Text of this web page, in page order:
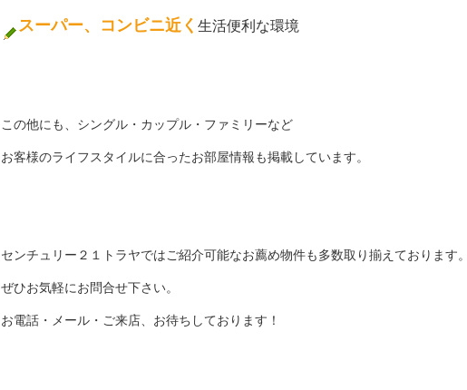
スーパー、コンビニ近く 生活便利な環境
この他にも、シングル・カップル・ファミリーなど
お客様のライフスタイルに合ったお部屋情報も掲載しています。
センチュリー２１トラヤではご紹介可能なお薦め物件も多数取り揃えております。
ぜひお気軽にお問合せ下さい。
お電話・メール・ご来店、お待ちしております！